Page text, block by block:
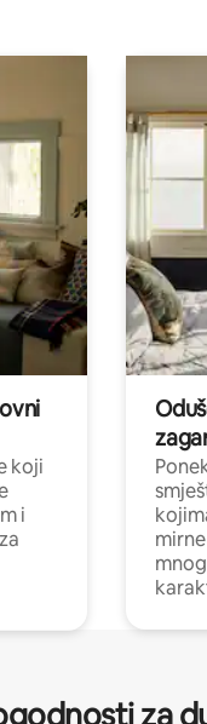
koji
i
za